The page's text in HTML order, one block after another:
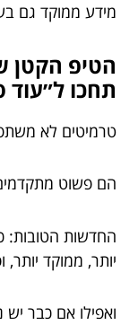
מידע ממוקד גם
הטיפ הקטן
תחכו ל״עוד
טרמיטים לא
הם פשוט
החדשות הטובות:
יותר, ממוקד
ואפילו אם כבר